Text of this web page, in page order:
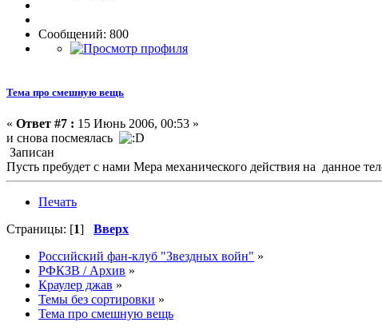
Сообщений: 800
Тема про смешную вещь
« Ответ #7 : 15 Июнь 2006, 00:53 »
и снова посмеялась
Записан
Пусть пребудет с нами Мера механического действия на данное
Печать
Страницы: [1] Вверх
Российский фан-клуб "Звездных войн" »
РФКЗВ / Архив »
Краулер джав »
Темы без сортировки »
Тема про смешную вещь